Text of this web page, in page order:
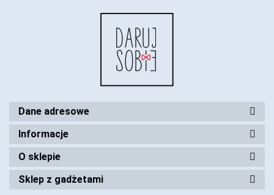
Dane adresowe
Informacje
O sklepie
Sklep z gadżetami